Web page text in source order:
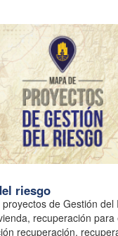
riesgo
de Gestión del
recuperación para
recuperación,